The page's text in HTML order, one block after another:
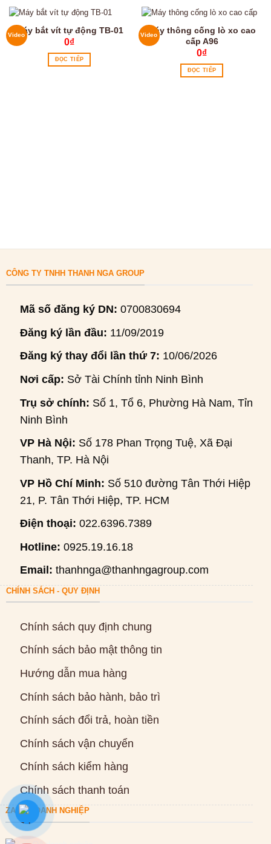
VideoMáy bắt vít tự động TB-01
0₫
ĐỌC TIẾP
VideoMáy thông cống lò xo cao
cấp A96
0₫
ĐỌC TIẾP
CÔNG TY TNHH THANH NGA GROUP
Mã số đăng ký DN: 0700830694
Đăng ký lần đầu: 11/09/2019
Đăng ký thay đổi lần thứ 7: 10/06/2026
Nơi cấp: Sở Tài Chính tỉnh Ninh Bình
Trụ sở chính: Số 1, Tổ 6, Phường Hà Nam, Tỉnh
Ninh Bình
VP Hà Nội: Số 178 Phan Trọng Tuệ, Xã Đại
Thanh, TP. Hà Nội
VP Hồ Chí Minh: Số 510 đường Tân Thới Hiệp
21, P. Tân Thới Hiệp, TP. HCM
Điện thoại: 022.6396.7389
Hotline: 0925.19.16.18
Email: thanhnga@thanhngagroup.com
CHÍNH SÁCH - QUY ĐỊNH
Chính sách quy định chung
Chính sách bảo mật thông tin
Hướng dẫn mua hàng
Chính sách bảo hành, bảo trì
Chính sách đổi trả, hoàn tiền
Chính sách vận chuyển
Chính sách kiểm hàng
Chính sách thanh toán
ZALO DOANH NGHIỆP